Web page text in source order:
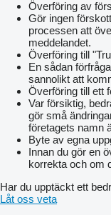
field crops and
Additional equipment:
turbo-cutters - allow
(sunflower and corn)
skrebnitsa - allows
the filamentous weed;
tanks for bulk and
Specifications
Productivity, ha /
Working width,
Aggregation
point hitch
Working speed, km
Depth of
The number of
Working bodies,
The step of the
Överföring av
Gör ingen
processen att
meddelandet.
Överföring till
En sådan
sannolikt att
Överföring till ett
Var försiktig,
gör små
företagets namn
Byte av egna
Innan du gör en
korrekta och om
Har du upptäckt ett
Låt oss veta